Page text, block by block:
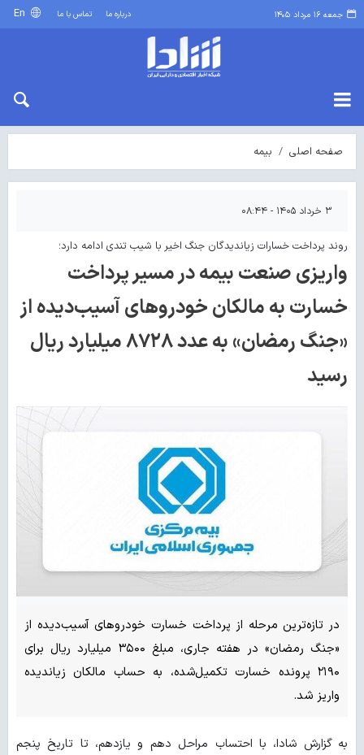
جمعه ۱۶ مرداد ۱۴۰۵ درباره ما تماس با ما
صفحه اصلی بیمه
۳ خرداد ۱۴۰۵ - ۰۸:۴۴
روند پرداخت خسارات زیاندیدگان جنگ اخیر با شیب تندی ادامه دارد؛
واریزی صنعت بیمه در مسیر پرداخت
خسارت به مالکان خودروهای آسیب‌دیده از
«جنگ رمضان» به عدد ۸۷۲۸ میلیارد ریال
رسید
در تازه‌ترین مرحله از پرداخت خسارت خودروهای آسیب‌دیده از
«جنگ رمضان» در هفته جاری، مبلغ ۳۵۰۰ میلیارد ریال برای
۲۱۹۰ پرونده خسارت تکمیل‌شده، به حساب مالکان زیاندیده
واریز شد.
به گزارش شادا، با احتساب مراحل دهم و یازدهم، تا تاریخ پنجم